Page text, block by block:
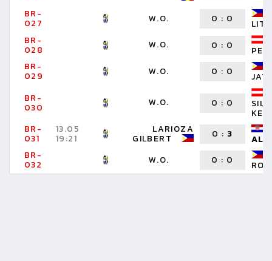
BR-
027 W.O. 0 : 0
LITO
BR-
028 W.O. 0 : 0
BR-
029 W.O. 0 : 0
BR-
030 W.O. 0 : 0
BR-
031
13.05
19:21
LARIOZA
GILBERT 0 : 3
BR-
032 W.O. 0 : 0